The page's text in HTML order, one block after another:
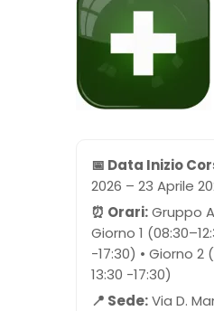
📅 Data Inizio
2026 – 23 Aprile
⏰ Orari:Gruppo
Giorno 1
-17:30) • Giorno 2
13:30 -17:30)
📍 Sede:Via D.